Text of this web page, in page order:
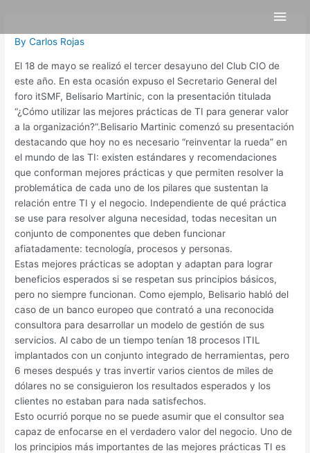
content
Main
ByCarlos Rojas
El 18 de mayo se realizó el tercer desayuno del Club CIO de
este año. En esta ocasión expuso el Secretario General del
foro itSMF, Belisario Martinic, con la presentación titulada
“¿Cómo utilizar las mejores prácticas de TI para generar valor
a la organización?”.Belisario Martinic comenzó su presentación
destacando que hoy no es necesario “reinventar la rueda” en
el mundo de las TI: existen estándares y recomendaciones
que conforman mejores prácticas y que permiten resolver la
problemática de cada uno de los pilares que sustentan la
relación entre TI y el negocio. Independiente de qué práctica
se use para resolver alguna necesidad, todas necesitan un
conjunto de componentes que deben funcionar
afiatadamente: tecnología, procesos y personas.
Estas mejores prácticas se adoptan y adaptan para lograr
beneficios esperados si se respetan sus principios básicos,
pero no siempre funcionan. Como ejemplo, Belisario habló del
caso de un banco europeo que contrató a una reconocida
consultora para desarrollar un modelo de gestión de sus
servicios. Al cabo de un tiempo tenían 18 procesos ITIL
implantados con un conjunto integrado de herramientas, pero
6 meses después y tras invertir varios cientos de miles de
dólares no se consiguieron los resultados esperados y los
clientes no estaban para nada satisfechos.
Esto ocurrió porque no se puede asumir que el consultor sea
capaz de enfocarse en el verdadero valor del negocio. Uno de
los principios más importantes de las mejores prácticas TI es